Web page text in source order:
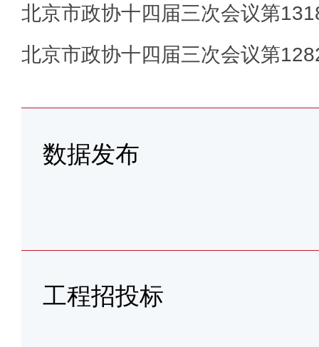
北京市政协十四届三次会议第
北京市政协十四届三次会议第
数据发布
工程招投标